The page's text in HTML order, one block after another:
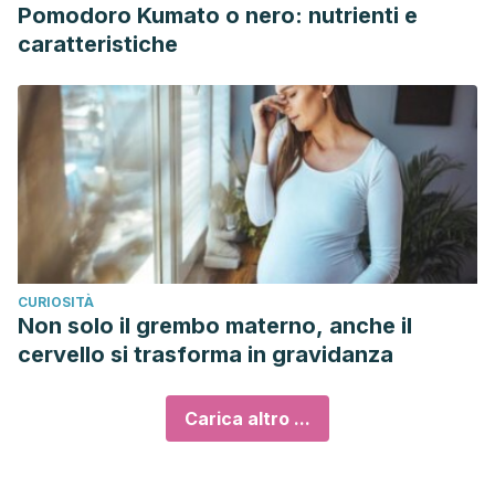
Pomodoro Kumato o nero: nutrienti e
caratteristiche
CURIOSITÀ
Non solo il grembo materno, anche il
cervello si trasforma in gravidanza
Carica altro ...